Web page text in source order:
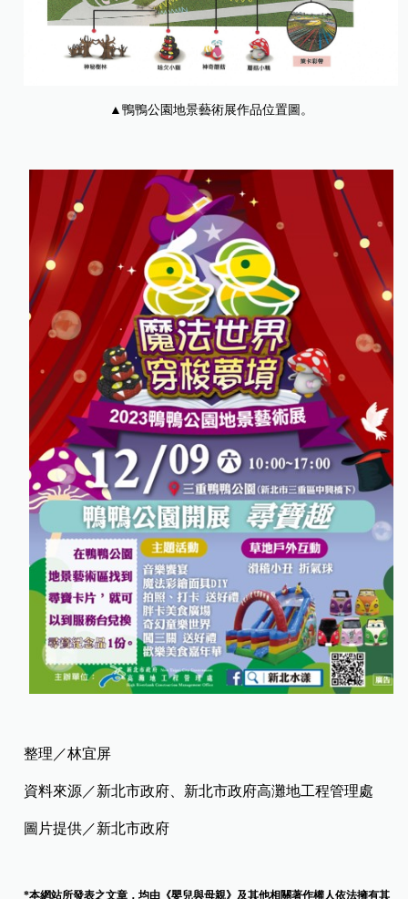
▲鴨鴨公園地景藝術展作品位置圖。
整理／林宜屏
資料來源／新北市政府、新北市政府高灘地工程管理處
圖片提供／新北市政府
*本網站所發表之文章，均由《嬰兒與母親》及其他相關著作權人依法擁有其